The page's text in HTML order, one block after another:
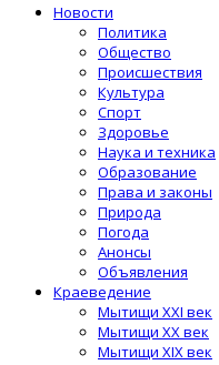
Новости
Политика
Общество
Происшествия
Культура
Спорт
Здоровье
Наука и техника
Образование
Права и законы
Природа
Погода
Анонсы
Объявления
Краеведение
Мытищи XXI век
Мытищи XX век
Мытищи XIX век